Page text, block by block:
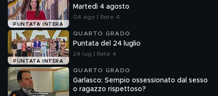
PUNTATA INTERA
Martedì 4 agosto
04 ago | Rete 4
PUNTATA INTERA
QUARTO GRADO
Puntata del 24 luglio
24 lug | Rete 4
QUARTO GRADO
Garlasco: Sempio ossessionato dal sesso
o ragazzo rispettoso?